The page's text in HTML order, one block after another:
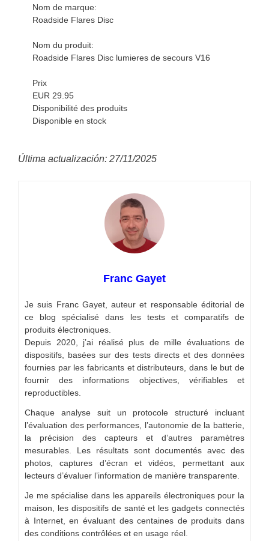
Nom de marque:
Roadside Flares Disc
Nom du produit:
Roadside Flares Disc lumieres de secours V16
Prix
EUR 29.95
Disponibilité des produits
Disponible en stock
Última actualización: 27/11/2025
Franc Gayet
Je suis Franc Gayet, auteur et responsable éditorial de
ce blog spécialisé dans les tests et comparatifs de
produits électroniques.
Depuis 2020, j’ai réalisé plus de mille évaluations de
dispositifs, basées sur des tests directs et des données
fournies par les fabricants et distributeurs, dans le but de
fournir des informations objectives, vérifiables et
reproductibles.
Chaque analyse suit un protocole structuré incluant
l’évaluation des performances, l’autonomie de la batterie,
la précision des capteurs et d’autres paramètres
mesurables. Les résultats sont documentés avec des
photos, captures d’écran et vidéos, permettant aux
lecteurs d’évaluer l’information de manière transparente.
Je me spécialise dans les appareils électroniques pour la
maison, les dispositifs de santé et les gadgets connectés
à Internet, en évaluant des centaines de produits dans
des conditions contrôlées et en usage réel.